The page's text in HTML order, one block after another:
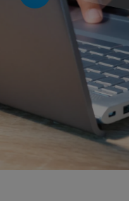
schließen
und schließen